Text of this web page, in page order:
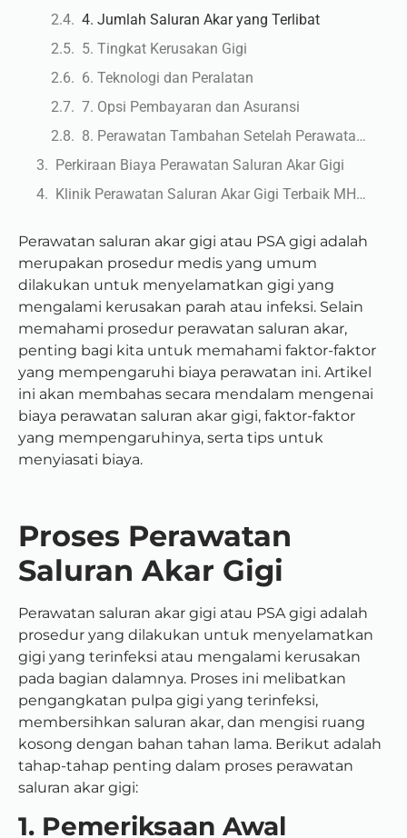
4. Jumlah Saluran Akar yang Terlibat
5. Tingkat Kerusakan Gigi
6. Teknologi dan Peralatan
7. Opsi Pembayaran dan Asuransi
8. Perawatan Tambahan Setelah Perawatan Saluran Akar
Perkiraan Biaya Perawatan Saluran Akar Gigi
Klinik Perawatan Saluran Akar Gigi Terbaik MHDC
Perawatan saluran akar gigi atau PSA gigi adalah
merupakan prosedur medis yang umum
dilakukan untuk menyelamatkan gigi yang
mengalami kerusakan parah atau infeksi. Selain
memahami prosedur perawatan saluran akar,
penting bagi kita untuk memahami faktor-faktor
yang mempengaruhi biaya perawatan ini. Artikel
ini akan membahas secara mendalam mengenai
biaya perawatan saluran akar gigi, faktor-faktor
yang mempengaruhinya, serta tips untuk
menyiasati biaya.
Proses Perawatan
Saluran Akar Gigi
Perawatan saluran akar gigi atau PSA gigi adalah
prosedur yang dilakukan untuk menyelamatkan
gigi yang terinfeksi atau mengalami kerusakan
pada bagian dalamnya. Proses ini melibatkan
pengangkatan pulpa gigi yang terinfeksi,
membersihkan saluran akar, dan mengisi ruang
kosong dengan bahan tahan lama. Berikut adalah
tahap-tahap penting dalam proses perawatan
saluran akar gigi:
1. Pemeriksaan Awal